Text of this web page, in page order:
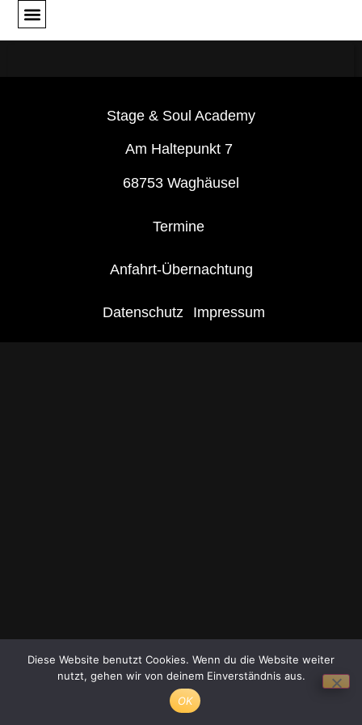
Stage & Soul Academy
Am Haltepunkt 7
68753 Waghäusel
Termine
Anfahrt-Übernachtung
Datenschutz Impressum
Diese Website benutzt Cookies. Wenn du die Website weiter
nutzt, gehen wir von deinem Einverständnis aus.
OK